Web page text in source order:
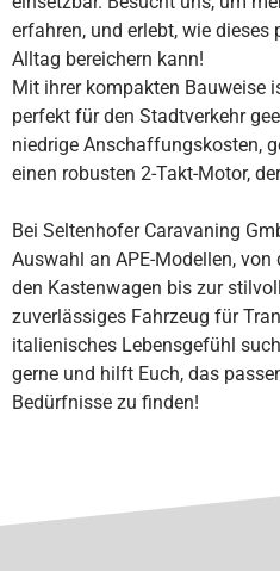
erfahren, und erlebt, wie
Alltag bereichern kann!
Mit ihrer kompakten Bauweise
perfekt für den Stadtverkehr
niedrige Anschaffungskosten,
einen robusten 2-Takt-Motor,
Bei Seltenhofer Caravaning
Auswahl an APE-Modellen,
den Kastenwagen bis zur
zuverlässiges Fahrzeug für
italienisches Lebensgefühl
gerne und hilft Euch, das
Bedürfnisse zu finden!